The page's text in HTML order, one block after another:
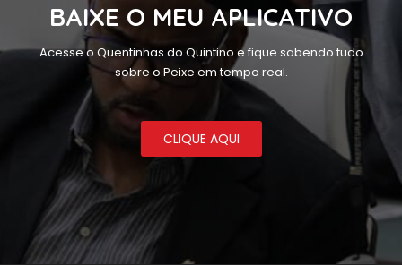
BAIXE O MEU APLICATIVO
Acesse o Quentinhas do Quintino e fique sabendo tudo
sobre o Peixe em tempo real.
CLIQUE AQUI